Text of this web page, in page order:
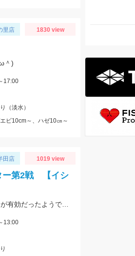
里店 1830 view
＾)
17:00
（淡水）
ビ10cm～、ハゼ10㎝～
田店 1019 view
ー第2戦 【イシ
13:00